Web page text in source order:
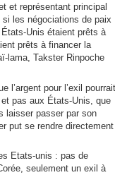
et représentant principal
les négociations de paix
Unis étaient prêts à
prêts à financer la
lama, Takster Rinpoche
l’argent pour l’exil pourrait
pas aux États-Unis, que
laisser passer par son
put se rendre directement
Etats-unis : pas de
seulement un exil à